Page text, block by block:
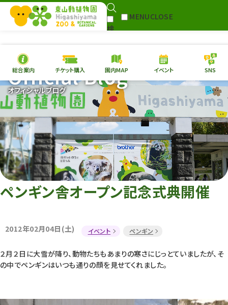
検
MENUCLOSE
本日の開園情報 チケ
園内MAP イベント
総合案内
動物園 植物園
再生プラン
東山動植物園
への支援
環境教育
総合案内 チケット購入 園内MAP イベント SNS
オフィシャルブログ
Official Blog
ペンギン舎オープン記念式典開催
2012年02月04日(土) イベント ペンギン
２月２日に大雪が降り、動物たちもあまりの寒さにじっとていましたが、そ
の中でペンギンはいつも通りの顔を見せてくれました。